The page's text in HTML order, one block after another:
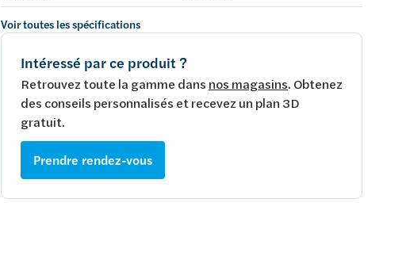
Voir toutes les spécifications
Intéressé par ce produit ?
Retrouvez toute la gamme dans nos magasins. Obtenez
des conseils personnalisés et recevez un plan 3D
gratuit.
Prendre rendez-vous